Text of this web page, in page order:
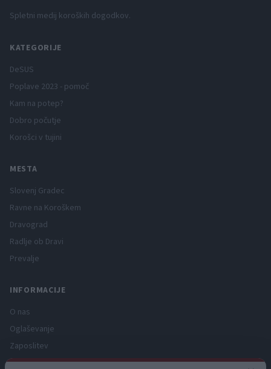
Spletni medij koroških dogodkov.
KATEGORIJE
DeSUS
Poplave 2023 - pomoč
Kam na potep?
Dobro počutje
Korošci v tujini
MESTA
Slovenj Gradec
Ravne na Koroškem
Dravograd
Radlje ob Dravi
Prevalje
INFORMACIJE
O nas
Oglaševanje
Zaposlitev
Pravno obvestilo